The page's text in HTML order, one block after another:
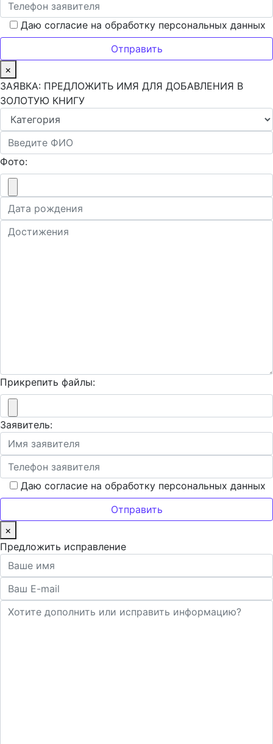
Даю согласие на обработку персональных данных
×
ЗАЯВКА: ПРЕДЛОЖИТЬ ИМЯ ДЛЯ ДОБАВЛЕНИЯ В
ЗОЛОТУЮ КНИГУ
Фото:
Прикрепить файлы:
Заявитель:
Даю согласие на обработку персональных данных
×
Предложить исправление